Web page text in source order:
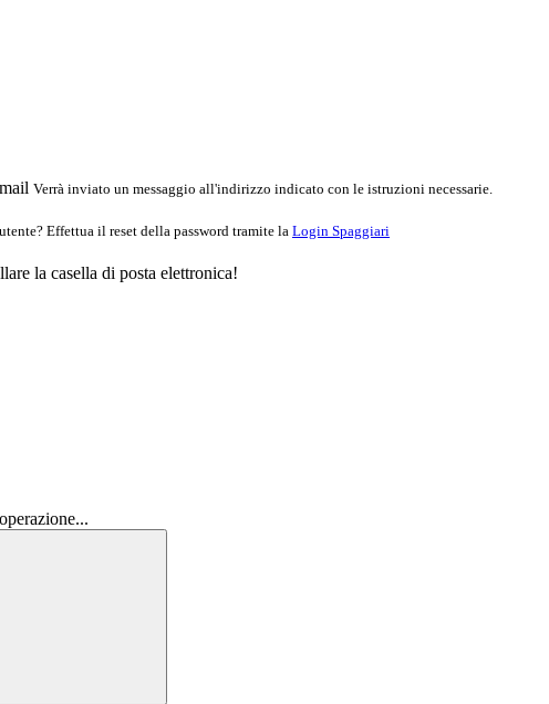
Verrà inviato un messaggio all'indirizzo indicato con le istruzioni necessarie.
Effettua il reset della password tramite la Login Spaggiari
la casella di posta elettronica!